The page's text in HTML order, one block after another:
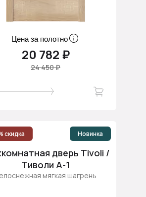
Цена за полотно
20 782 ₽
24 450 ₽
скидка Новинка
дверь Tivoli /
Тиволи А-1
мягкая шагрень